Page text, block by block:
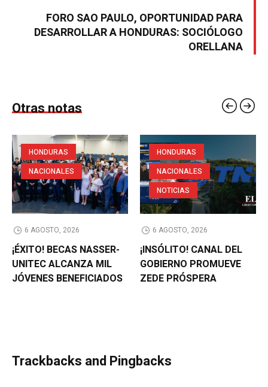
FORO SAO PAULO, OPORTUNIDAD PARA
DESARROLLAR A HONDURAS: SOCIÓLOGO
ORELLANA
Otras notas
HONDURAS
NACIONALES
6 AGOSTO, 2026
¡ÉXITO! BECAS NASSER-
UNITEC ALCANZA MIL
JÓVENES BENEFICIADOS
HONDURAS
NACIONALES
NOTICIAS
6 AGOSTO, 2026
¡INSÓLITO! CANAL DEL
GOBIERNO PROMUEVE
ZEDE PRÓSPERA
Trackbacks and Pingbacks